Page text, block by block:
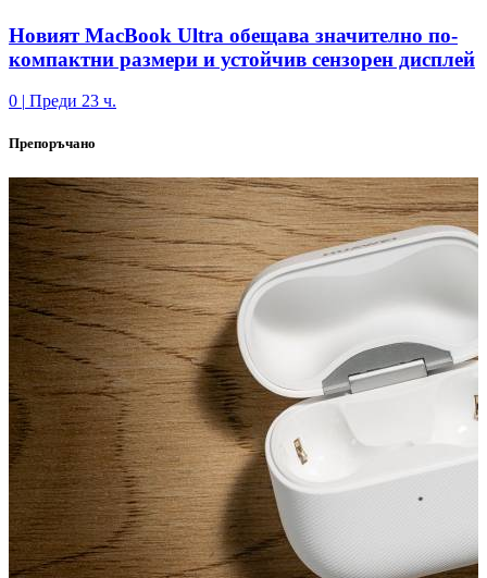
Новият MacBook Ultra обещава значително по-
компактни размери и устойчив сензорен дисплей
0 | Преди 23 ч.
Препоръчано